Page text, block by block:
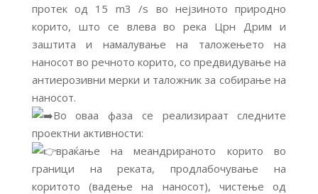
протек од 15 m3 /s во нејзиното природно
корито, што се влева во река Црн Дрим и
заштита и намалување на таложењето на
наносот во речното корито, со предвидување на
антиерозивни мерки и таложник за собирање на
наносот.
Во оваа фаза се реализираат следните
проектни активности:
враќање на меандрираното корито во
граници на реката, продлабочување на
коритото (вадење на наносот), чистење од